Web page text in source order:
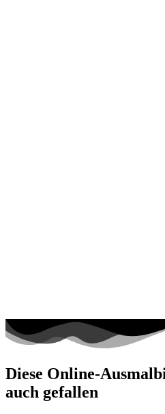
Diese Online-
auch gefallen